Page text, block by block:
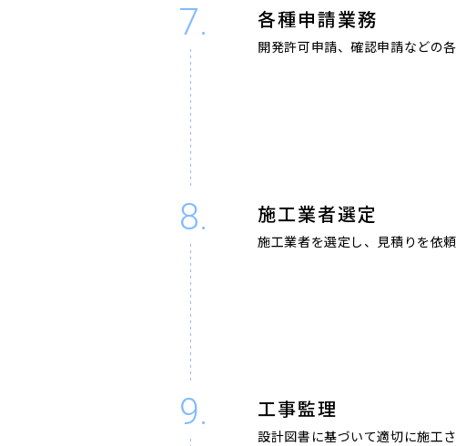
7. 各種申請業務
開発許可申請、確認申請などの
8. 施工業者選定
施工業者を選定し、見積りを依
9. 工事監理
設計図書に基づいて適切に施工